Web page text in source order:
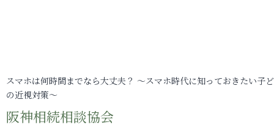
スマホは何時間までなら大丈夫？ ～スマホ時代に知っておきたい子
の近視対策～
阪神相続相談協会